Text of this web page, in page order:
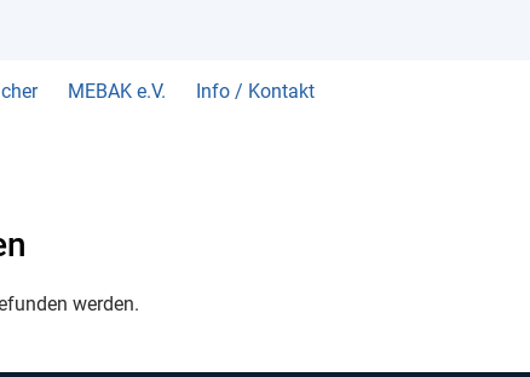
MEBAK e.V. Info / Kontakt
werden.